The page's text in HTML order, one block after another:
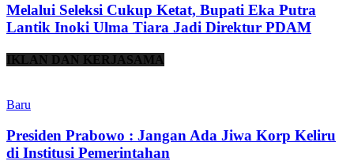
Melalui Seleksi Cukup Ketat, Bupati Eka Putra
Lantik Inoki Ulma Tiara Jadi Direktur PDAM
IKLAN DAN KERJASAMA
Baru
Presiden Prabowo : Jangan Ada Jiwa Korp Keliru
di Institusi Pemerintahan